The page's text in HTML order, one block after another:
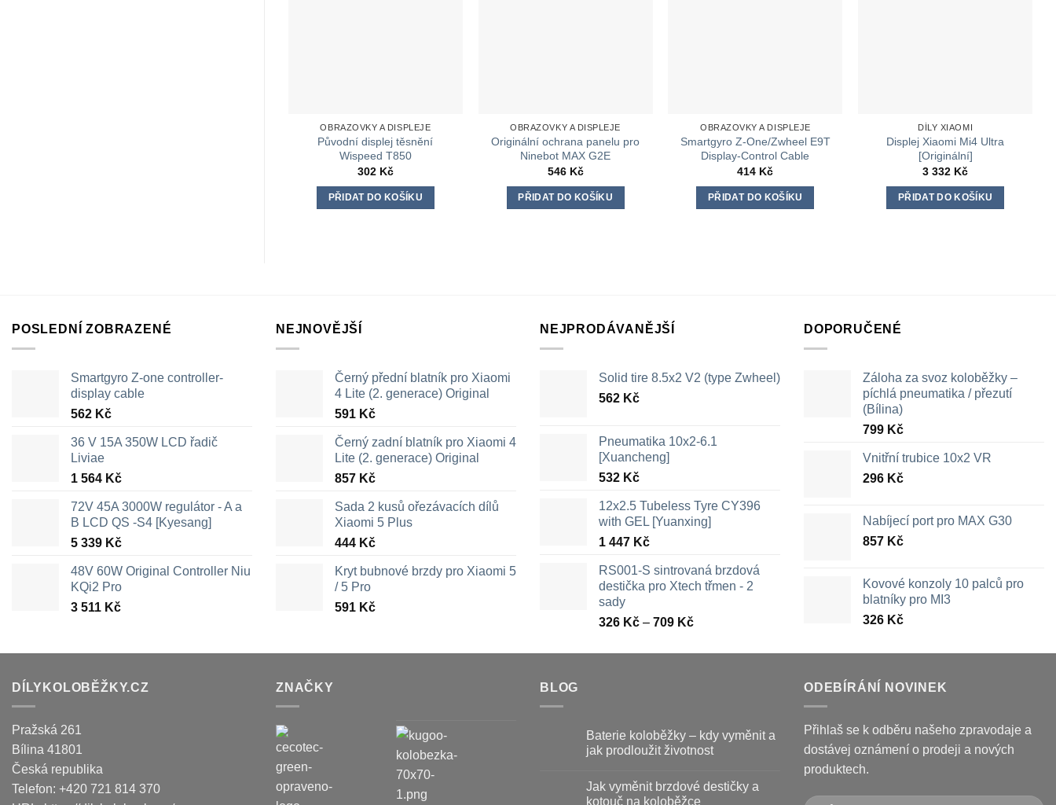
OBRAZOVKY A DISPLEJE
Původní displej těsnění
Wispeed T850
302 Kč
PŘIDAT DO KOŠÍKU
OBRAZOVKY A DISPLEJE
Originální ochrana panelu pro
Ninebot MAX G2E
546 Kč
PŘIDAT DO KOŠÍKU
OBRAZOVKY A DISPLEJE
Smartgyro Z-One/Zwheel E9T
Display-Control Cable
414 Kč
PŘIDAT DO KOŠÍKU
DÍLY XIAOMI
Displej Xiaomi Mi4 Ultra
[Originální]
3 332 Kč
PŘIDAT DO KOŠÍKU
POSLEDNÍ ZOBRAZENÉ
Smartgyro Z-one controller-
display cable
562 Kč
36 V 15A 350W LCD řadič
Liviae
1 564 Kč
72V 45A 3000W regulátor - A a
B LCD QS -S4 [Kyesang]
5 339 Kč
48V 60W Original Controller Niu
KQi2 Pro
3 511 Kč
NEJNOVĚJŠÍ
Černý přední blatník pro Xiaomi
4 Lite (2. generace) Original
591 Kč
Černý zadní blatník pro Xiaomi 4
Lite (2. generace) Original
857 Kč
Sada 2 kusů ořezávacích dílů
Xiaomi 5 Plus
444 Kč
Kryt bubnové brzdy pro Xiaomi 5
/ 5 Pro
591 Kč
NEJPRODÁVANĚJŠÍ
Solid tire 8.5x2 V2 (type Zwheel)
562 Kč
Pneumatika 10x2-6.1
[Xuancheng]
532 Kč
12x2.5 Tubeless Tyre CY396
with GEL [Yuanxing]
1 447 Kč
RS001-S sintrovaná brzdová
destička pro Xtech třmen - 2
sady
326 Kč – 709 KčRozpětí
326 Kč
DOPORUČENÉ
Záloha za svoz koloběžky –
píchlá pneumatika / přezutí
(Bílina)
799 Kč
Vnitřní trubice 10x2 VR
296 Kč
Nabíjecí port pro MAX G30
857 Kč
Kovové konzoly 10 palců pro
blatníky pro MI3
326 Kč
DÍLYKOLOBĚŽKY.CZ
Pražská 261
Bílina 41801
Česká republika
Telefon: +420 721 814 370
ZNAČKY BLOG
Baterie koloběžky – kdy vyměnit a
jak prodloužit životnost
textu
Jak vyměnit brzdové destičky a
kotouč na koloběžce
ODEBÍRÁNÍ NOVINEK
Přihlaš se k odběru našeho zpravodaje a
dostávej oznámení o prodeji a nových
produktech.